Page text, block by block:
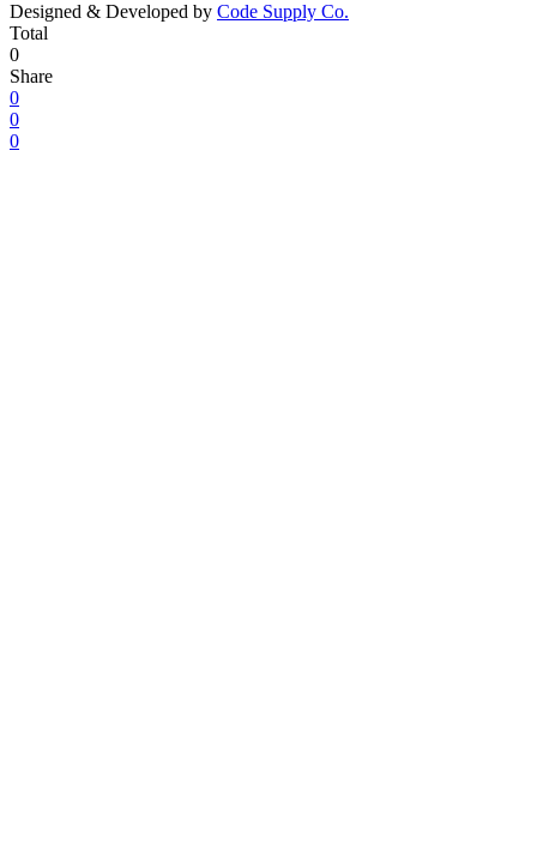
Designed & Developed by Code Supply Co.
Total
0
Share
0
0
0